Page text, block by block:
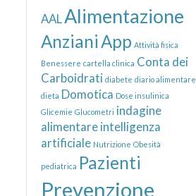
AALAlimentazione
AnzianiApp Attività fisica
Benessere cartella clinica Conta dei
Carboidrati diabete diario alimentare
dieta Domotica Dose insulinica
Glicemie Glucometri indagine
alimentare intelligenza
artificiale Nutrizione Obesità
pediatrica Pazienti
Prevenzione